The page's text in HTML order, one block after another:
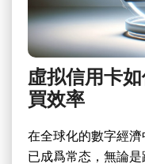
虛拟信用卡
買效率
在全球化的數字經
已成爲常态，無論